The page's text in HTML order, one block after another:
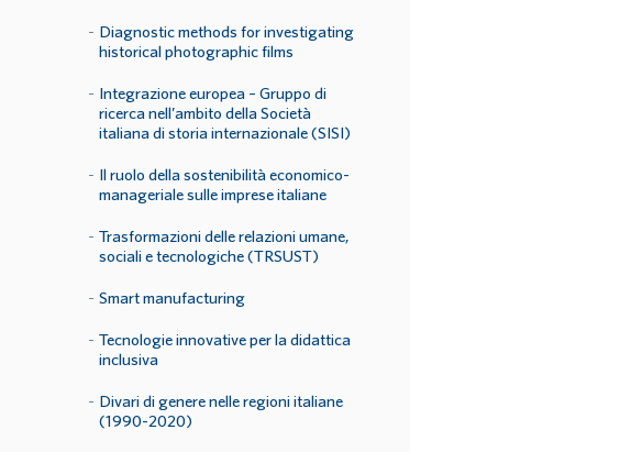
Diagnostic methods for investigating
historical photographic films
Integrazione europea – Gruppo di
ricerca nell’ambito della Società
italiana di storia internazionale (SISI)
Il ruolo della sostenibilità economico-
manageriale sulle imprese italiane
Trasformazioni delle relazioni umane,
sociali e tecnologiche (TRSUST)
Smart manufacturing
Tecnologie innovative per la didattica
inclusiva
Divari di genere nelle regioni italiane
(1990-2020)